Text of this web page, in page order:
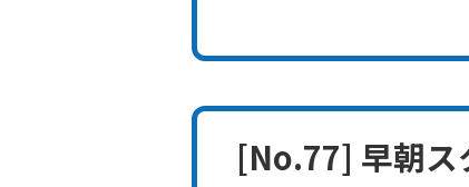
[No.77] 早朝ス